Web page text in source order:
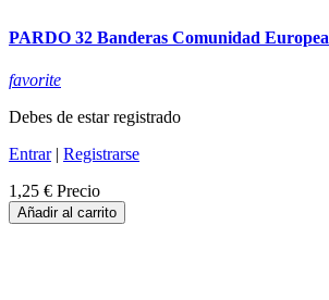
PARDO 32 Banderas Comunidad Europea
favorite
Debes de estar registrado
Entrar| Registrarse
1,25 € Precio
Añadir al carrito